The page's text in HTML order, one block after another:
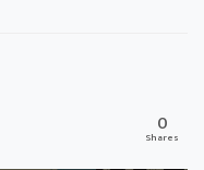
0
Shares